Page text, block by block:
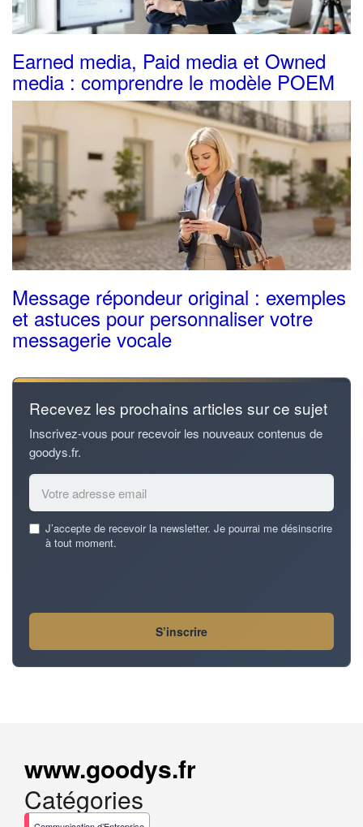
Earned media, Paid media et Owned
media : comprendre le modèle POEM
Message répondeur original : exemples
et astuces pour personnaliser votre
messagerie vocale
Recevez les prochains articles sur ce sujet
Inscrivez-vous pour recevoir les nouveaux contenus de
goodys.fr.
Email
address
J’accepte de recevoir la newsletter. Je pourrai me désinscrire
à tout moment.
S’inscrire
www.goodys.fr
Catégories